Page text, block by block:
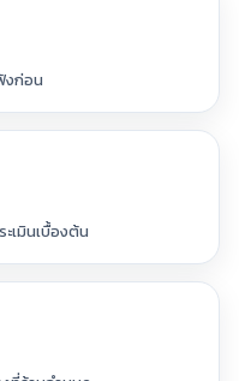
งก่อน
เมินเบื้องต้น